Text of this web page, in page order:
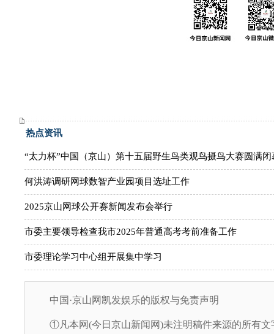
热点资讯
“太力杯”中国（京山）第十五届野生鸟类观鸟摄鸟大赛圆满闭
何洪涛调研网球数智产业园项目选址工作
2025京山网球公开赛新闻发布会举行
市委主要领导检查我市2025年普通高考考前准备工作
市委理论学习中心组开展集中学习
中国·京山网凯发娱乐的版权与免责声明
①凡本网(今日京山新闻网)未注明稿件来源的所有文